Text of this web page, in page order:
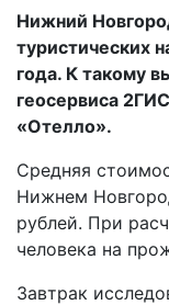
Нижний
туристических
года. К такому
геосервиса
«Отелло».
Средняя
Нижнем
рублей. При
человека на
Завтрак